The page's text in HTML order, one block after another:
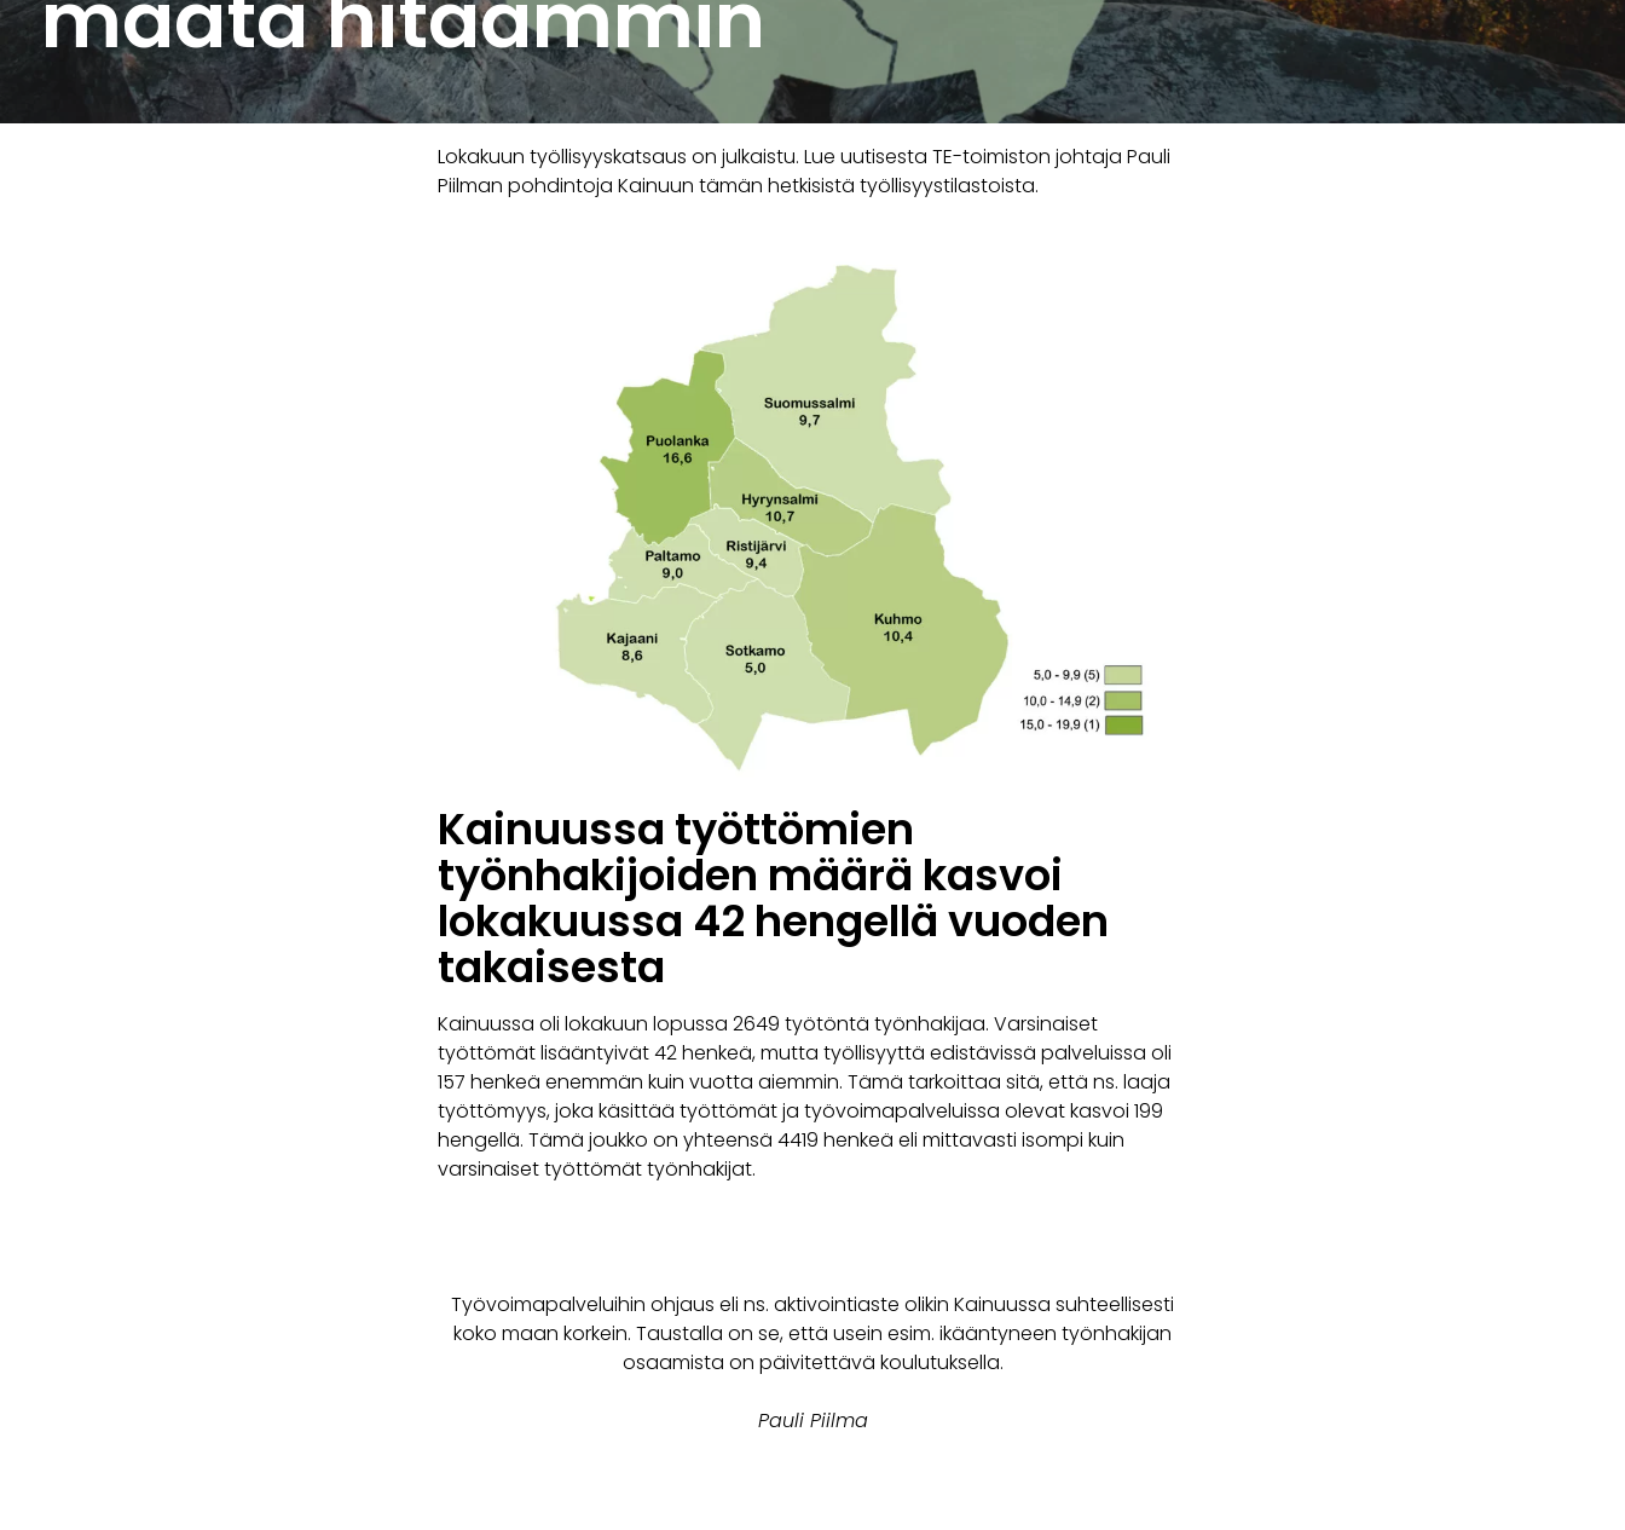
Lokakuun työllisyyskatsaus on julkaistu. Lue uutisesta TE-toimiston johtaja Pauli
Piilman pohdintoja Kainuun tämän hetkisistä työllisyystilastoista.
Kainuussa työttömien
työnhakijoiden määrä kasvoi
lokakuussa 42 hengellä vuoden
takaisesta
Kainuussa oli lokakuun lopussa 2649 työtöntä työnhakijaa. Varsinaiset
työttömät lisääntyivät 42 henkeä, mutta työllisyyttä edistävissä palveluissa oli
157 henkeä enemmän kuin vuotta aiemmin. Tämä tarkoittaa sitä, että ns. laaja
työttömyys, joka käsittää työttömät ja työvoimapalveluissa olevat kasvoi 199
hengellä. Tämä joukko on yhteensä 4419 henkeä eli mittavasti isompi kuin
varsinaiset työttömät työnhakijat.
Työvoimapalveluihin ohjaus eli ns. aktivointiaste olikin Kainuussa suhteellisesti
koko maan korkein. Taustalla on se, että usein esim. ikääntyneen työnhakijan
osaamista on päivitettävä koulutuksella.
Pauli Piilma